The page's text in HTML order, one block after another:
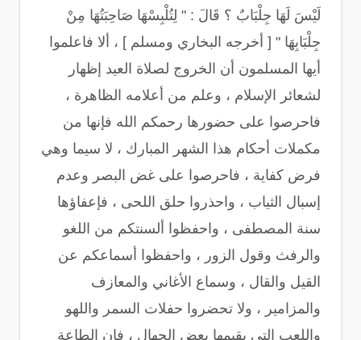
لَيْسَ لَهَا جِلْبَابٌ ؟ قَالَ : " لِتُلْبِسْهَا صَاحِبَتُهَا مِنْ
جِلْبَابِهَا " [ أخرجه البخاري ومسلم ] ، ألا فاعلموا
أيها المسلمون أن الخروج لصلاة العيد إظهار
لشعائر الإسلام ، وعلم من أعلامه الظاهرة ،
فاحرصوا على حضورها رحمكم الله فإنها من
مكملات أحكام هذا الشهر المبارك ، لا سيما وهي
فرض كفاية ، فاحرصوا على غض البصر وعدم
إسبال الثياب ، واحذروا حلق اللحى ، فإعفاؤها
سنة المصطفى ، واحفظوا ألسنتكم من اللغو
والرفث وقول الزور ، واحفظوا أسماعكم عن
القيل والقال ، وسماع الأغاني والمعازف
والمزامير ، ولا تحضروا حفلات السمر واللهو
واللعب التي يقيمها بعض الجهال ، فإن الطاعة